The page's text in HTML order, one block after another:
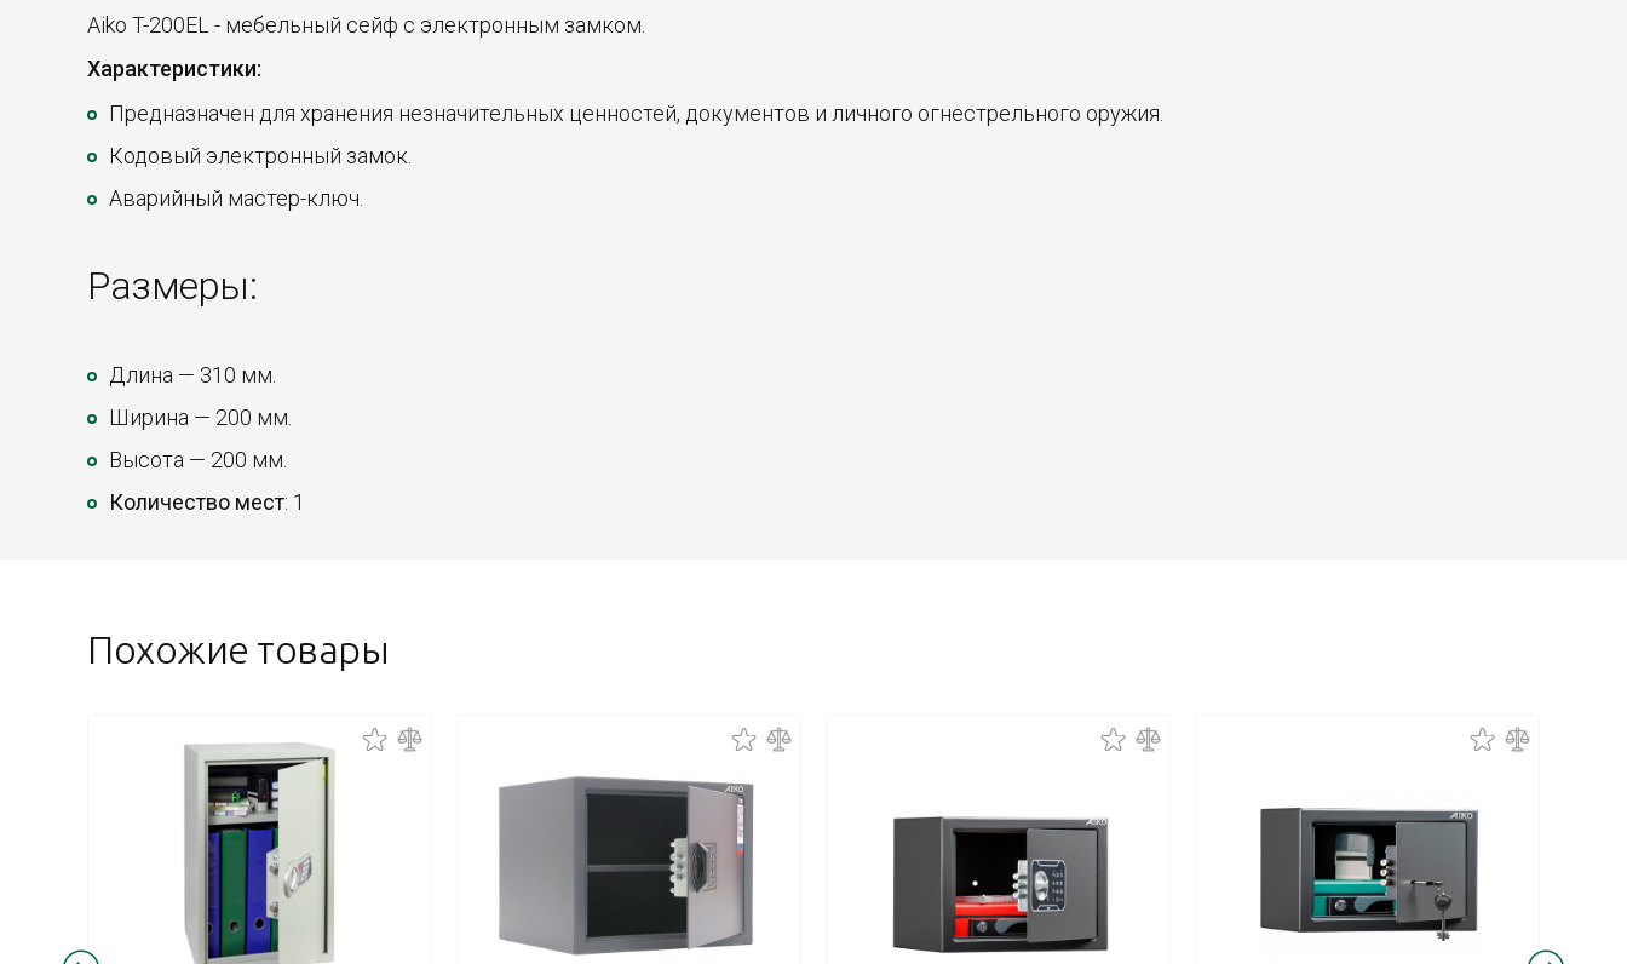
Aiko T-200EL - мебельный сейф с электронным замком.
Характеристики:
Предназначен для хранения незначительных ценностей, документов и личного огнестрельного оружия.
Кодовый электронный замок.
Аварийный мастер-ключ.
Размеры:
Длина — 310 мм.
Ширина — 200 мм.
Высота — 200 мм.
Количество мест: 1
Похожие товары